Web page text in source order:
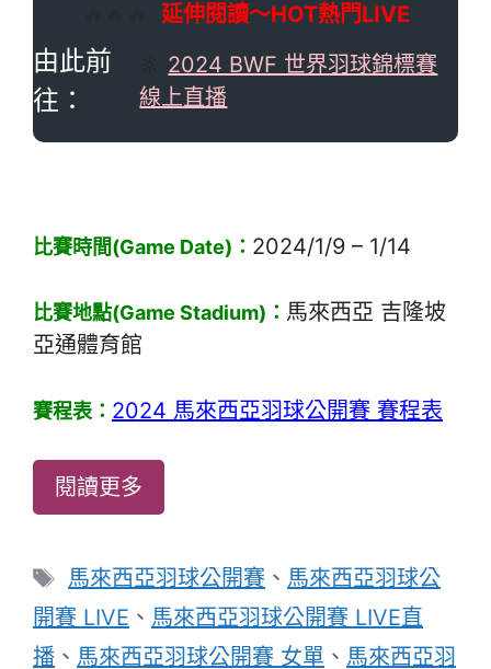
延伸閱讀～HOT熱門LIVE
由此前
往：
2024 BWF 世界羽球錦標賽
線上直播
比賽時間(Game Date)： 2024/1/9 – 1/14
比賽地點(Game Stadium)： 馬來西亞 吉隆坡
亞通體育館
賽程表： 2024 馬來西亞羽球公開賽 賽程表
閱讀更多
標
籤
馬來西亞羽球公開賽 、 馬來西亞羽球公
開賽 LIVE 、 馬來西亞羽球公開賽 LIVE直
播 、 馬來西亞羽球公開賽 女單 、 馬來西亞羽